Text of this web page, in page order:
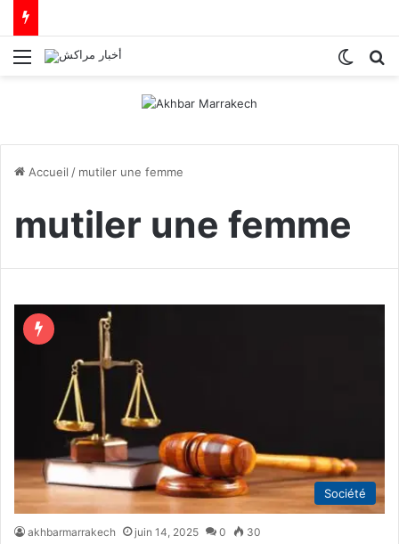
Menu
Accueil / mutiler une femme
mutiler une femme
Société
akhbarmarrakech juin 14, 2025 0 30